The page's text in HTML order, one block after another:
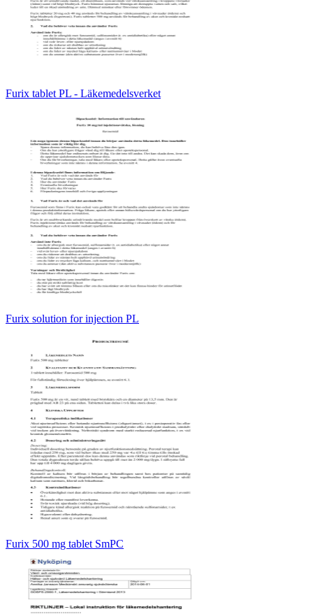
Furix tablet PL - Läkemedelsverket
Furix solution for injection PL
Furix 500 mg tablet SmPC